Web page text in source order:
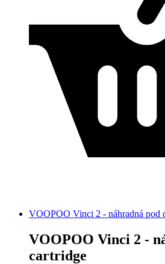
VOOPOO Vinci 2 - náhradná pod
VOOPOO Vinci 2 -
cartridge